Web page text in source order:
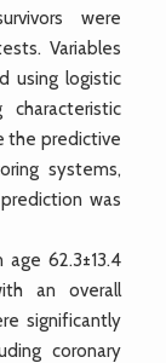
were
Variables
using logistic
characteristic
the predictive
systems,
was
62.3±13.4
an overall
significantly
coronary